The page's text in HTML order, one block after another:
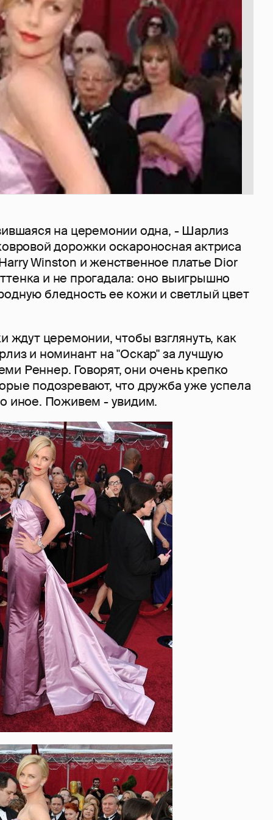
на церемонии одна, - Шарлиз
дорожки оскароносная актриса
Winston и женственное платье Dior
и не прогадала: оно выигрышно
бледность ее кожи и светлый цвет
ждут церемонии, чтобы взглянуть, как
и номинант на "Оскар" за лучшую
Реннер. Говорят, они очень крепко
подозревают, что дружба уже успела
иное. Поживем - увидим.